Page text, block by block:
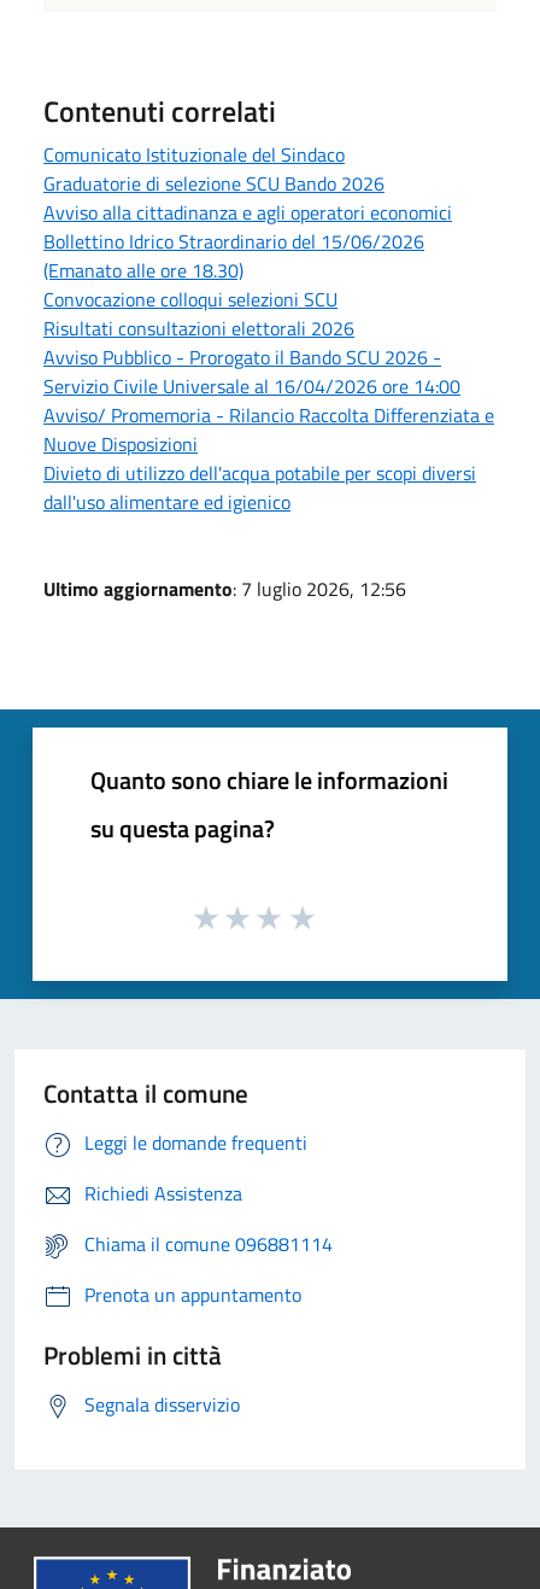
Contenuti correlati
Comunicato Istituzionale del Sindaco
Graduatorie di selezione SCU Bando 2026
Avviso alla cittadinanza e agli operatori economici
Bollettino Idrico Straordinario del 15/06/2026
(Emanato alle ore 18.30)
Convocazione colloqui selezioni SCU
Risultati consultazioni elettorali 2026
Avviso Pubblico - Prorogato il Bando SCU 2026 -
Servizio Civile Universale al 16/04/2026 ore 14:00
Avviso/ Promemoria - Rilancio Raccolta Differenziata e
Nuove Disposizioni
Divieto di utilizzo dell'acqua potabile per scopi diversi
dall'uso alimentare ed igienico
Ultimo aggiornamento: 7 luglio 2026, 12:56
Quanto sono chiare le informazioni
su questa pagina?
Contatta il comune
Leggi le domande frequenti
Richiedi Assistenza
Chiama il comune 096881114
Prenota un appuntamento
Problemi in città
Segnala disservizio